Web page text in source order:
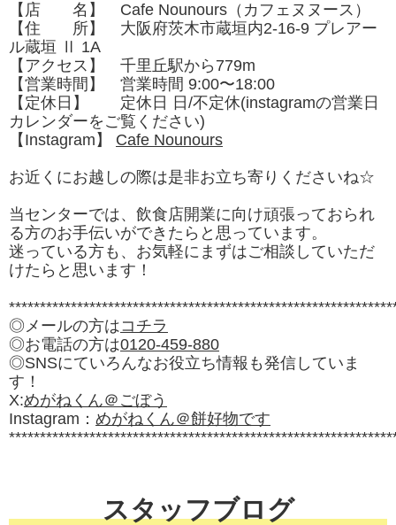
【店 名】 Cafe Nounours（カフェヌヌース）
【住 所】 大阪府茨木市蔵垣内2-16-9 プレアー
ル蔵垣 Ⅱ 1A
【アクセス】 千里丘駅から779m
【営業時間】 営業時間 9:00〜18:00
【定休日】 定休日 日/不定休(instagramの営業日
カレンダーをご覧ください)
【Instagram】 Cafe Nounours
お近くにお越しの際は是非お立ち寄りくださいね☆
当センターでは、飲食店開業に向け頑張っておられ
る方のお手伝いができたらと思っています。
迷っている方も、お気軽にまずはご相談していただ
けたらと思います！
◎メールの方はコチラ
◎お電話の方は0120-459-880
◎SNSにていろんなお役立ち情報も発信していま
す！
X:めがねくん＠ごぼう
Instagram： めがねくん＠餅好物です
スタッフブログ